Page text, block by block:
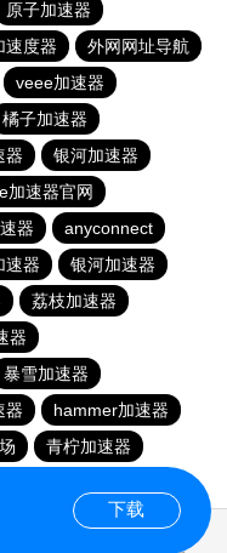
原子加速器
速度器
外网网址导航
veee加速器
橘子加速器
器
银河加速器
加速器官网
器
anyconnect
速器
银河加速器
荔枝加速器
器
暴雪加速器
器
hammer加速器
青柠加速器
下载